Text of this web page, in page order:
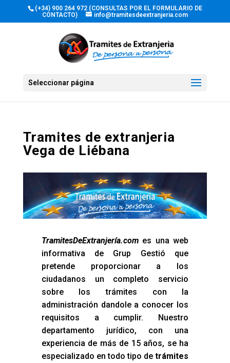
(+34) 900 264 972 (CONSULTAS POR EL FORMULARIO DE
CONTACTO)
info@tramitesdeextranjeria.com
Seleccionar página
Tramites de extranjeria
Vega de Liébana
TramitesDeExtranjería.comes una web
informativa de Grup Gestió que
pretende proporcionar a los
ciudadanos un completo servicio
sobre los trámites con la
administración dandole a conocer los
requisitos a cumplir. Nuestro
departamento jurídico, con una
experiencia de más de 15 años, se ha
especializado en todo tipo detrámites